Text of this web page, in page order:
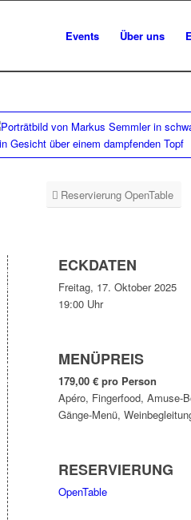
Events Über uns
Reservierung OpenTable
ECKDATEN
Freitag, 17. Oktober 2025
19:00 Uhr
MENÜPREIS
179,00 € pro Person
Apéro, Fingerfood, Amuse-
Gänge-Menü,
RESERVIERUNG
OpenTable